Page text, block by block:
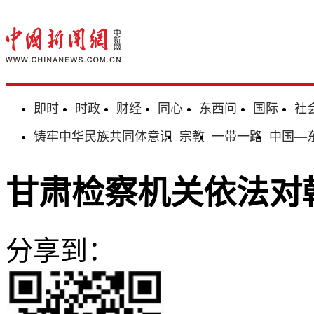
即时 时政 财经 同心 东西问 国际
社
铸牢中华民族共同体意识 宗教 一带一路 中国—
甘肃检察机关依法
分享到：